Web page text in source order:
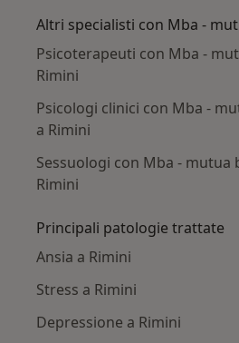
Altri specialisti con Mba -
Psicoterapeuti con Mba -
Rimini
Psicologi clinici con Mba -
a Rimini
Sessuologi con Mba - mutua
Rimini
Principali patologie trattate
Ansia a Rimini
Stress a Rimini
Depressione a Rimini